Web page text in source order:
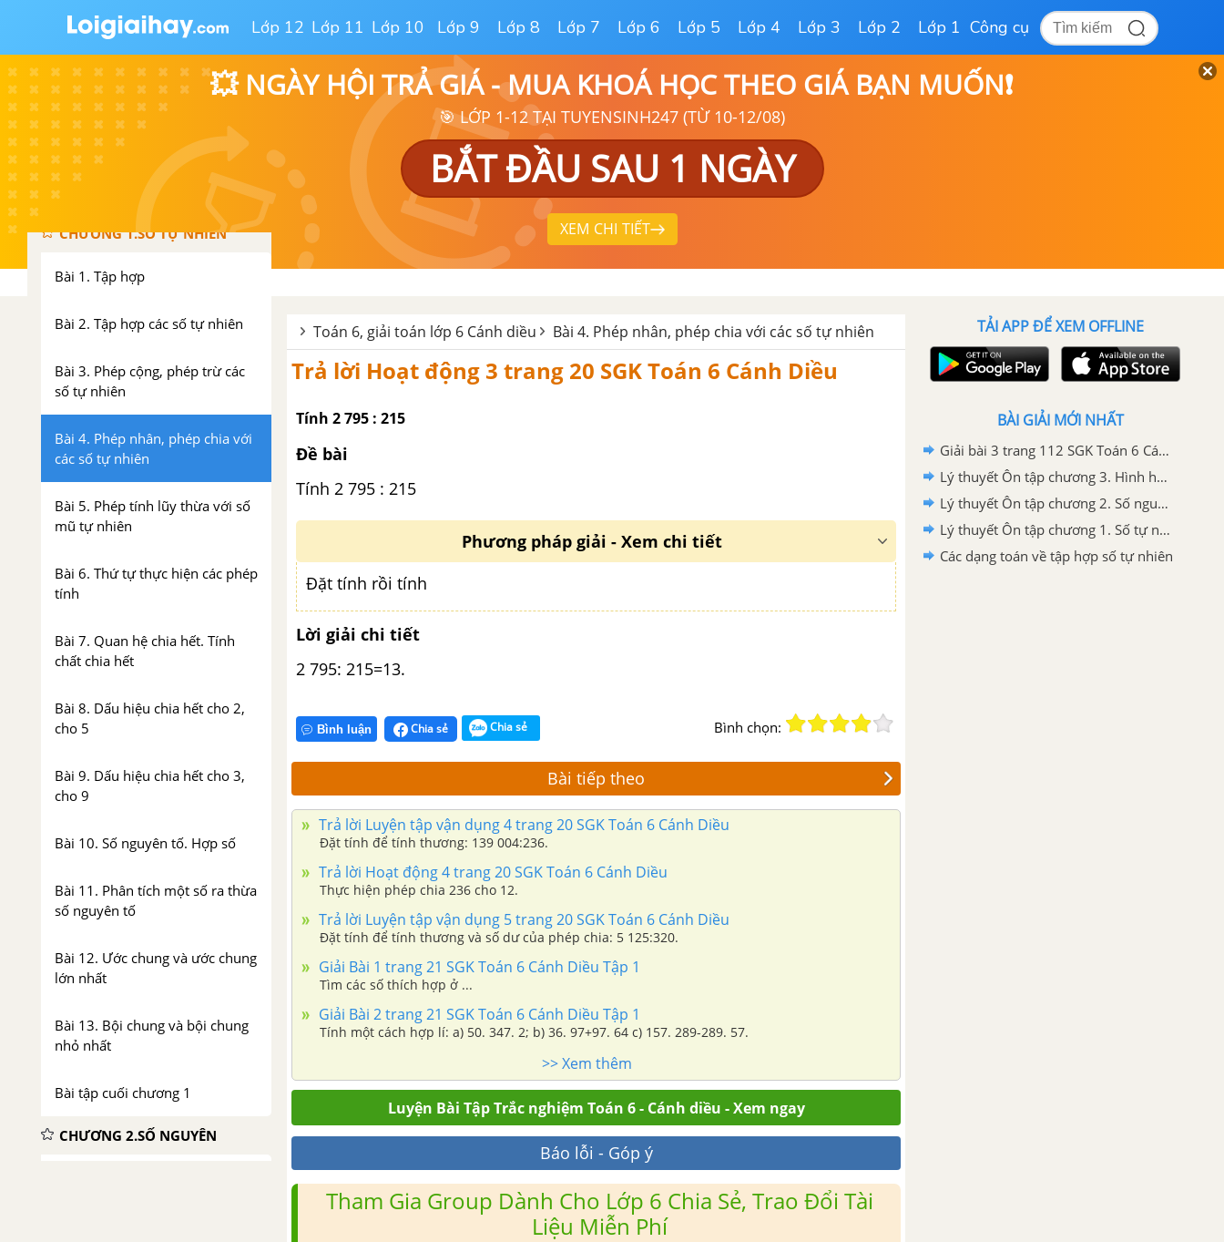
Lớp 12 Lớp 11 Lớp 10 Lớp 9 Lớp 8 Lớp 7 Lớp 6 Lớp 5 Lớp 4 Lớp 3 Lớp 2 Lớp 1 Công cụ
💥 NGÀY HỘI TRẢ GIÁ - MUA KHOÁ HỌC THEO GIÁ BẠN MUỐN❗
🎯 LỚP 1-12 TẠI TUYENSINH247 (TỪ 10-12/08)
BẮT ĐẦU SAU 1 NGÀY
XEM CHI TIẾT
TOÁN 6 TẬP 1 - CÁNH DIỀU
CHƯƠNG 1.SỐ TỰ NHIÊN
Bài 1. Tập hợp
Bài 2. Tập hợp các số tự nhiên
Bài 3. Phép cộng, phép trừ các
số tự nhiên
Bài 4. Phép nhân, phép chia với
các số tự nhiên
Bài 5. Phép tính lũy thừa với số
mũ tự nhiên
Bài 6. Thứ tự thực hiện các phép
tính
Bài 7. Quan hệ chia hết. Tính
chất chia hết
Bài 8. Dấu hiệu chia hết cho 2,
cho 5
Bài 9. Dấu hiệu chia hết cho 3,
cho 9
Bài 10. Số nguyên tố. Hợp số
Bài 11. Phân tích một số ra thừa
số nguyên tố
Bài 12. Ước chung và ước chung
lớn nhất
Bài 13. Bội chung và bội chung
nhỏ nhất
Bài tập cuối chương 1
CHƯƠNG 2.SỐ NGUYÊN
Toán 6, giải toán lớp 6 Cánh diều Bài 4. Phép nhân, phép chia với các số tự nhiên
Trả lời Hoạt động 3 trang 20 SGK Toán 6 Cánh Diều
Tính 2 795 : 215
Đề bài
Tính 2 795 : 215
Phương pháp giải - Xem chi tiết
Đặt tính rồi tính
Lời giải chi tiết
2 795: 215=13.
Bình luận Chia sẻ Chia sẻ Bình chọn:
Bài tiếp theo
Trả lời Luyện tập vận dụng 4 trang 20 SGK Toán 6 Cánh Diều
Đặt tính để tính thương: 139 004:236.
Trả lời Hoạt động 4 trang 20 SGK Toán 6 Cánh Diều
Thực hiện phép chia 236 cho 12.
Trả lời Luyện tập vận dụng 5 trang 20 SGK Toán 6 Cánh Diều
Đặt tính để tính thương và số dư của phép chia: 5 125:320.
Giải Bài 1 trang 21 SGK Toán 6 Cánh Diều Tập 1
Tìm các số thích hợp ở ...
Giải Bài 2 trang 21 SGK Toán 6 Cánh Diều Tập 1
Tính một cách hợp lí: a) 50. 347. 2; b) 36. 97+97. 64 c) 157. 289-289. 57.
>> Xem thêm
Luyện Bài Tập Trắc nghiệm Toán 6 - Cánh diều - Xem ngay
Báo lỗi - Góp ý
Tham Gia Group Dành Cho Lớp 6 Chia Sẻ, Trao Đổi Tài
Liệu Miễn Phí
TẢI APP ĐỂ XEM OFFLINE
BÀI GIẢI MỚI NHẤT
Giải bài 3 trang 112 SGK Toán 6 Cánh diều
Lý thuyết Ôn tập chương 3. Hình học trực quan
Lý thuyết Ôn tập chương 2. Số nguyên
Lý thuyết Ôn tập chương 1. Số tự nhiên
Các dạng toán về tập hợp số tự nhiên